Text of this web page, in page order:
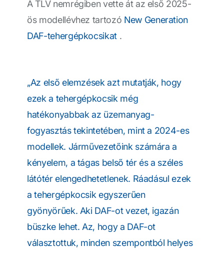
A TLV nemrégiben vette át az első 2025-
ös modellévhez tartozó New Generation
DAF-tehergépkocsikat .
„Az első elemzések azt mutatják, hogy
ezek a tehergépkocsik még
hatékonyabbak az üzemanyag-
fogyasztás tekintetében, mint a 2024-es
modellek. Járművezetőink számára a
kényelem, a tágas belső tér és a széles
látótér elengedhetetlenek. Ráadásul ezek
a tehergépkocsik egyszerűen
gyönyörűek. Aki DAF-ot vezet, igazán
büszke lehet. Az, hogy a DAF-ot
választottuk, minden szempontból helyes